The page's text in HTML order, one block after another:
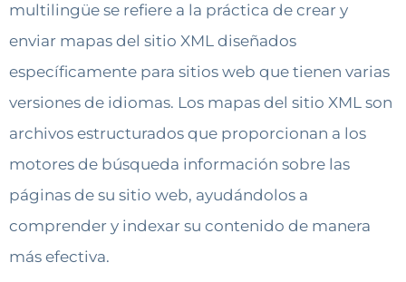
multilingüe se refiere a la práctica de crear y
enviar mapas del sitio XML diseñados
específicamente para sitios web que tienen varias
versiones de idiomas. Los mapas del sitio XML son
archivos estructurados que proporcionan a los
motores de búsqueda información sobre las
páginas de su sitio web, ayudándolos a
comprender y indexar su contenido de manera
más efectiva.